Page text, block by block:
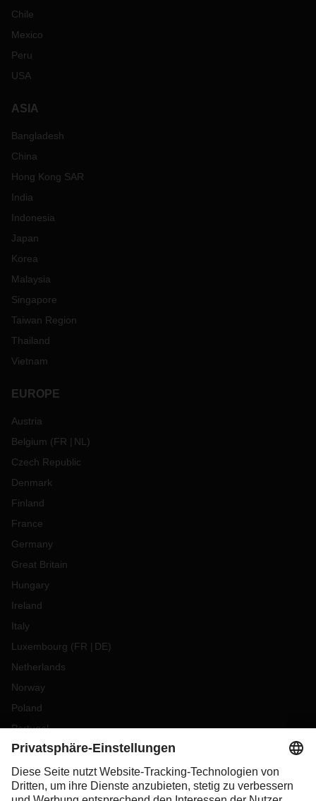
Chile
Mexico
Peru
USA
ASIA
Bangladesh
China
Hong Kong SAR
India
Indonesia
Japan
Korea
Malaysia
Singapore
Taiwan Region
Thailand
Vietnam
EUROPE
Austria
Belgium (FR NL )
Czech Republic
Denmark
Finland
France
Germany
Great Britain
Hungary
Ireland
Italy
Luxembourg (FR DE)
Netherlands
Norway
Poland
Portugal
Romania
Slovakia
Spain